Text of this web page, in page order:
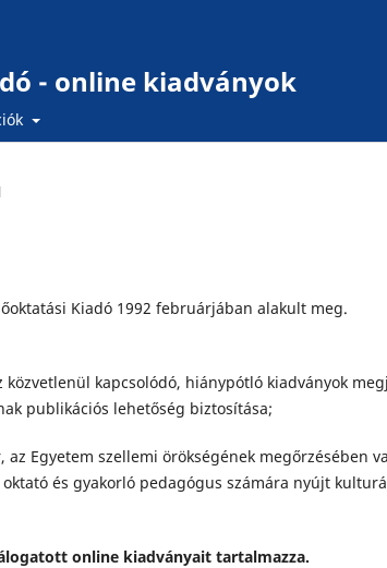
- online kiadványok
Kiadó 1992 februárjában alakult meg.
közvetlenül kapcsolódó, hiánypótló kiadványok
publikációs lehetőség biztosítása;
az Egyetem szellemi örökségének megőrzésében
és gyakorló pedagógus számára nyújt
online kiadványait tartalmazza.